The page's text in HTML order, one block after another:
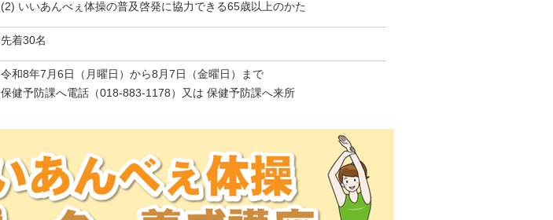
(2) いいあんべぇ体操の普及啓発に協力できる65歳以上のかた
先着30名
令和8年7月6日（月曜日）から8月7日（金曜日）まで
保健予防課へ電話（018-883-1178）又は 保健予防課へ来所